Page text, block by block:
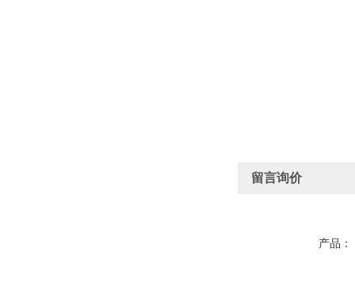
留言询价
产品：